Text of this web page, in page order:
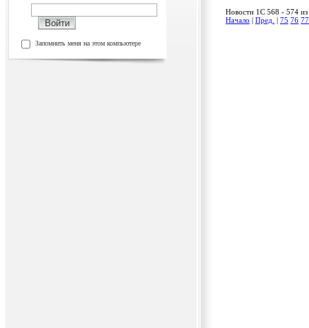
Запомнить меня на этом компьютере
Новости 1C 568 - 574
Начало
Пред. 75 76 77